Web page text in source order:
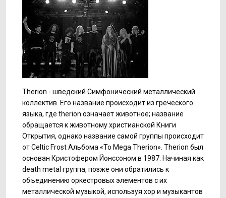
Therion - шведский Симфонический металлический
коллектив. Его название происходит из греческого
языка, где therion означает животное; название
обращается к животному христианской Книги
Открытия, однако название самой группы происходит
от Celtic Frost Альбома «To Mega Therion». Therion был
основан Кристофером Йонссоном в 1987. Начиная как
death metal группа, позже они обратились к
объединению оркестровых элементов с их
металлической музыкой, используя хор и музыкантов